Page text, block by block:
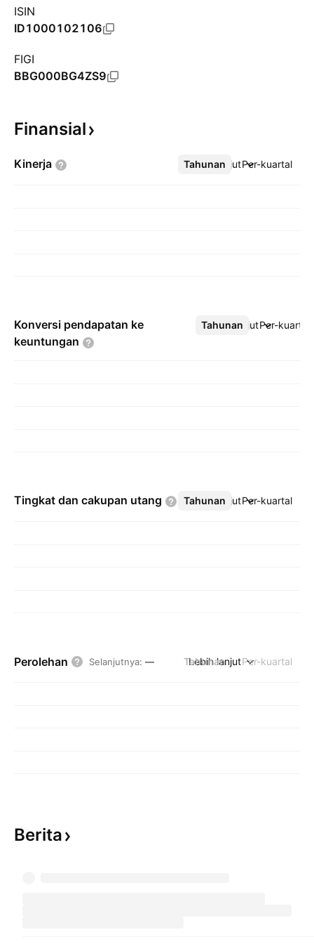
ISIN
ID1000102106
FIGI
BBG000BG4ZS9
Finansial
Kinerja Tahunan Per-kuartal
Lebih lanjut
Konversi pendapatan ke
keuntungan
Tahunan Per-kuartal
Lebih lanjut
Tingkat dan cakupan utang Tahunan Per-kuartal
Lebih lanjut
Perolehan Selanjutnya: — Tahunan Per-kuartal
Lebih lanjut
Berita